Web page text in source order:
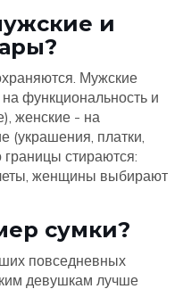
и
Мужские
функциональность и
женские - на
(украшения, платки,
стираются:
женщины выбирают
сумки?
повседневных
девушкам лучше